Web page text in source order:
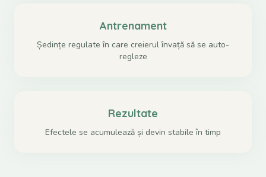
Antrenament
Ședințe regulate în care creierul învață să se auto-
regleze
Rezultate
Efectele se acumulează și devin stabile în timp